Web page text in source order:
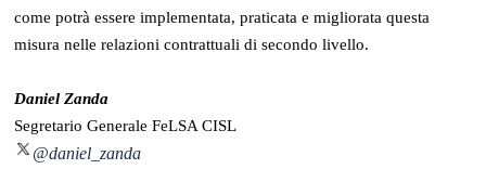
come potrà essere implementata, praticata e migliorata questa
misura nelle relazioni contrattuali di secondo livello.
Daniel Zanda
Segretario Generale FeLSA CISL
@daniel_zanda